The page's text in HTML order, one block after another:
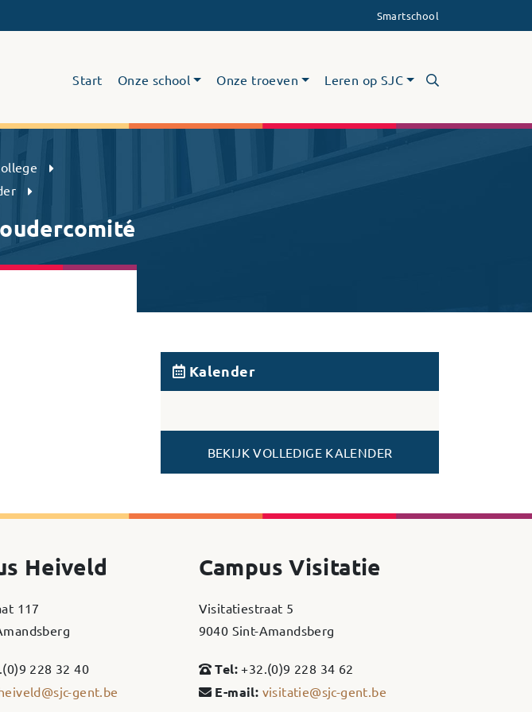
Smartschool
Start Onze school Onze troeven Leren op SJC
Kalender
BEKIJK VOLLEDIGE KALENDER
Heiveld
117
228 32 40
gent.be
Campus Visitatie
Visitatiestraat 5
9040 Sint-Amandsberg
Tel:+32.(0)9 228 34 62
E-mail: visitatie@sjc-gent.be